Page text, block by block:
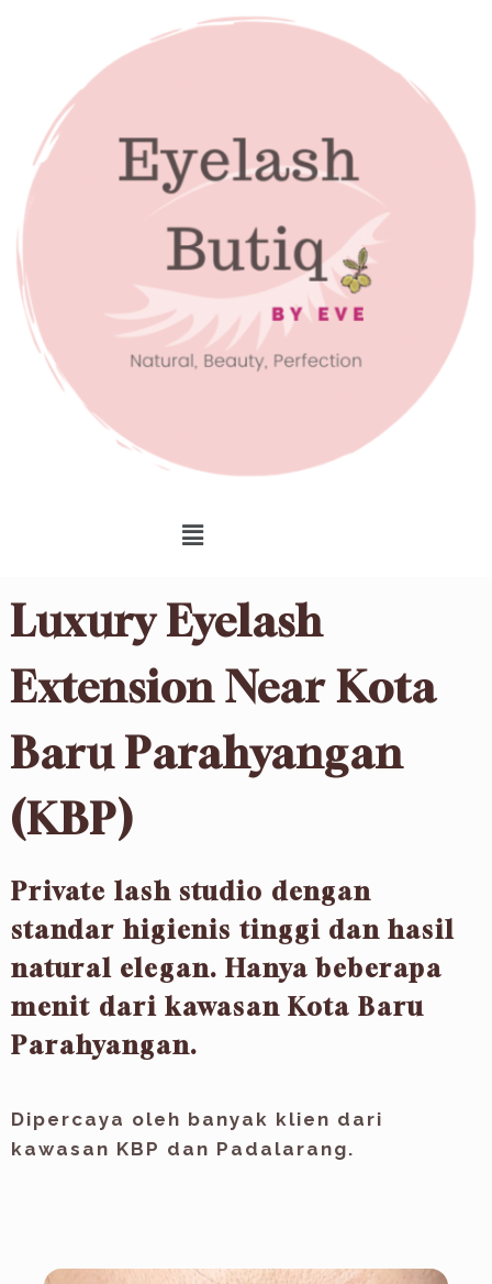
Luxury Eyelash
Extension Near Kota
Baru Parahyangan
(KBP)
Private lash studio dengan
standar higienis tinggi dan hasil
natural elegan. Hanya beberapa
menit dari kawasan Kota Baru
Parahyangan.
Dipercaya oleh banyak klien dari
kawasan KBP dan Padalarang.